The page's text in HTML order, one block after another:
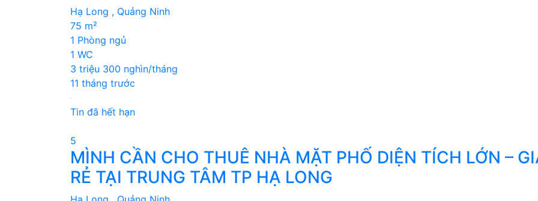
Hạ Long , Quảng Ninh
75 m²
1 Phòng ngủ
1 WC
3 triệu 300 nghìn/tháng
11 tháng trước
Tin đã hết hạn
5
MÌNH CẦN CHO THUÊ NHÀ MẶT PHỐ DIỆN TÍCH LỚN –
RẺ TẠI TRUNG TÂM TP HẠ LONG